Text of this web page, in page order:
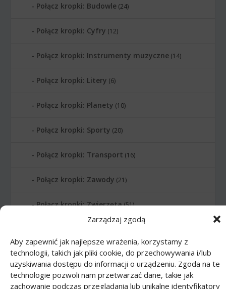
Zarządzaj zgodą
Aby zapewnić jak najlepsze wrażenia, korzystamy z
technologii, takich jak pliki cookie, do przechowywania i/lub
uzyskiwania dostępu do informacji o urządzeniu. Zgoda na te
technologie pozwoli nam przetwarzać dane, takie jak
zachowanie podczas przeglądania lub unikalne identyfikatory
Połącz kropki: Budowle (24)
Połącz kropki: Cyfry (12)
Połącz kropki: Instrumenty muzyczne (14)
Połącz kropki: Litery (6)
Połącz kropki: Planety (10)
Połącz kropki: Sporty (20)
Połącz kropki: Transport (16)
Połącz kropki: Zawody (21)
Połącz kropki: Zwierzęta(51)
Printmania
policy EN|Privacy policy DE|Privacy policy
FR|Privacy policy ES|Privacy policy IT|
Contact us